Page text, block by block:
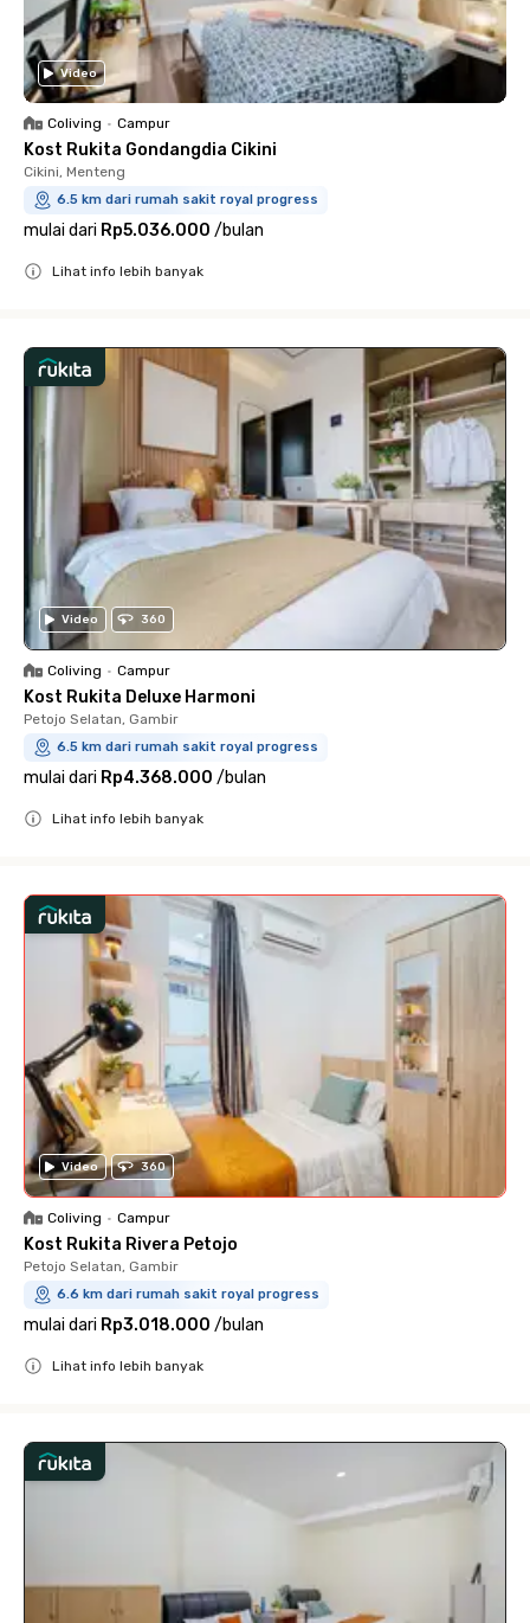
Video
Coliving • Campur
Kost Rukita Gondangdia Cikini
Cikini, Menteng
6.5 km dari rumah sakit royal progress
mulai dari Rp5.036.000 /bulan
Lihat info lebih banyak
Video 360
Coliving • Campur
Kost Rukita Deluxe Harmoni
Petojo Selatan, Gambir
6.5 km dari rumah sakit royal progress
mulai dari Rp4.368.000 /bulan
Lihat info lebih banyak
Video 360
Coliving • Campur
Kost Rukita Rivera Petojo
Petojo Selatan, Gambir
6.6 km dari rumah sakit royal progress
mulai dari Rp3.018.000 /bulan
Lihat info lebih banyak